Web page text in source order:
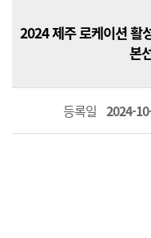
2024 제주 로케이션 활
본
등록일 2024-